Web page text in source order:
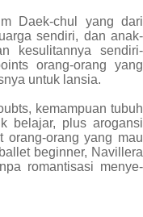
Daek-chul yang dari
sendiri, dan anak-
kesulitannya sendiri-
orang-orang yang
untuk lansia.
kemampuan tubuh
belajar, plus arogansi
orang-orang yang mau
beginner, Navillera
romantisasi menye-